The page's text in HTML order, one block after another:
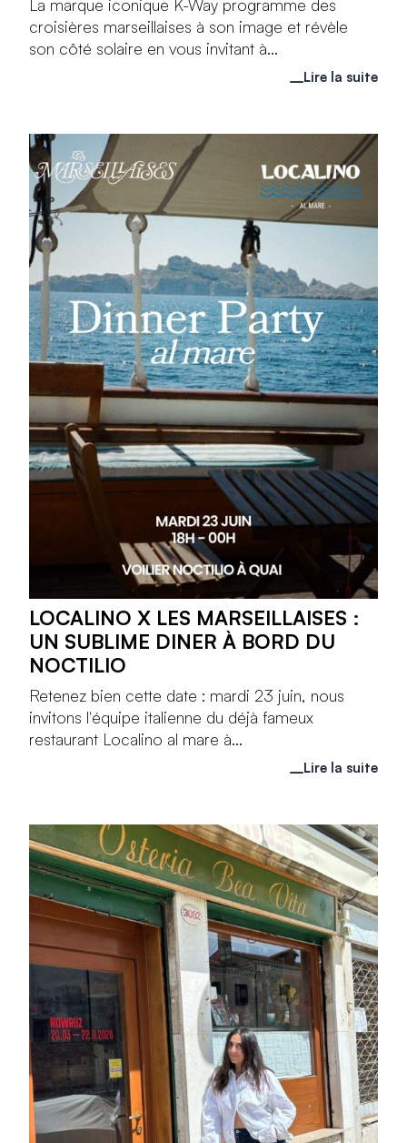
La marque iconique K-Way programme des
croisières marseillaises à son image et révèle
son côté solaire en vous invitant à...
Lire la suite
LOCALINO X LES MARSEILLAISES :
UN SUBLIME DINER À BORD DU
NOCTILIO
Retenez bien cette date : mardi 23 juin, nous
invitons l'équipe italienne du déjà fameux
restaurant Localino al mare à...
Lire la suite